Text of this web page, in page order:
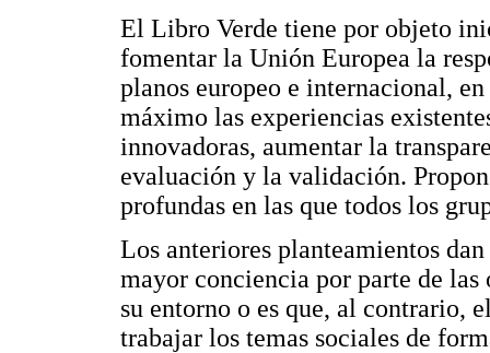
El Libro Verde tiene por objeto
fomentar la Unión Europea la
planos europeo e internacional,
máximo las experiencias
innovadoras, aumentar la
evaluación y la validación.
profundas en las que todos los
Los anteriores planteamientos
mayor conciencia por parte de
su entorno o es que, al contrario,
trabajar los temas sociales de